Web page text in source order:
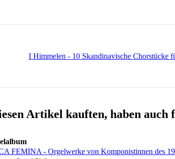
I Himmelen - 10 Skandinavische Chorstücke
Artikel kauften, haben auch
FEMINA - Orgelwerke von Komponistinnen des